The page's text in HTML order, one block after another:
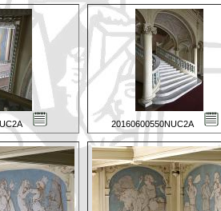
20160600550NUC2A